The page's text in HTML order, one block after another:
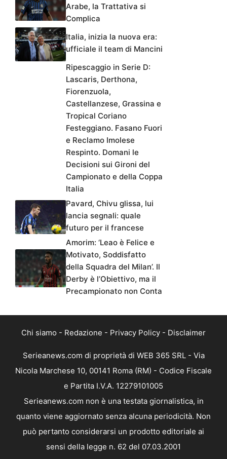
Arabe, la Trattativa si
Complica
Italia, inizia la nuova era:
ufficiale il team di Mancini
Ripescaggio in Serie D:
Lascaris, Derthona,
Fiorenzuola,
Castellanzese, Grassina e
Tropical Coriano
Festeggiano. Fasano Fuori
e Reclamo Imolese
Respinto. Domani le
Decisioni sui Gironi del
Campionato e della Coppa
Italia
Pavard, Chivu glissa, lui
lancia segnali: quale
futuro per il francese
Amorim: ‘Leao è Felice e
Motivato, Soddisfatto
della Squadra del Milan’. Il
Derby è l’Obiettivo, ma il
Precampionato non Conta
Chi siamo - Redazione - Privacy Policy - Disclaimer
Serieanews.com di proprietà di WEB 365 SRL - Via
Nicola Marchese 10, 00141 Roma (RM) - Codice Fiscale
e Partita I.V.A. 12279101005
Serieanews.com non è una testata giornalistica, in
quanto viene aggiornato senza alcuna periodicità. Non
può pertanto considerarsi un prodotto editoriale ai
sensi della legge n. 62 del 07.03.2001